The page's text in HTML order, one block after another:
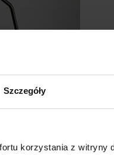
Szczegóły
korzystania z witryny